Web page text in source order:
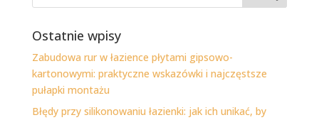
Ostatnie wpisy
Zabudowa rur w łazience płytami gipsowo-
kartonowymi: praktyczne wskazówki i najczęstsze
pułapki montażu
Błędy przy silikonowaniu łazienki: jak ich unikać, by